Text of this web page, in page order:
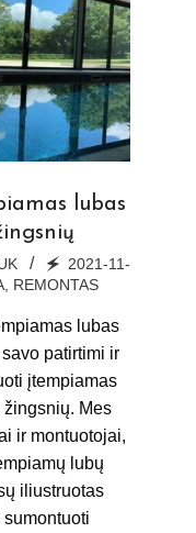
lubas
🗲 2021-11-
REMONTAS
lubas
patirtimi ir
įtempiamas
žingsnių. Mes
ir montuotojai,
lubų
iliustruotas